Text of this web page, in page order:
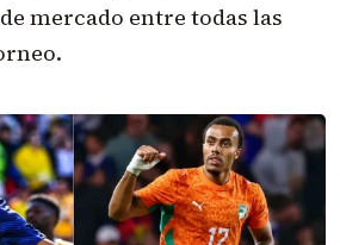
mercado entre todas las